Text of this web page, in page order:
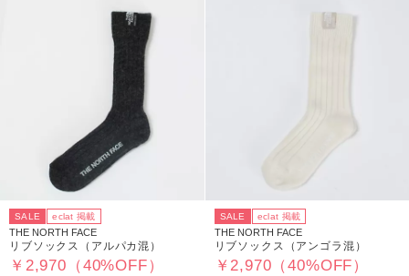
SALE eclat 掲載
THE NORTH FACE
リブソックス（アルパカ混）
￥2,970（40%OFF）
SALE eclat 掲載
THE NORTH FACE
リブソックス（アンゴラ混）
￥2,970（40%OFF）